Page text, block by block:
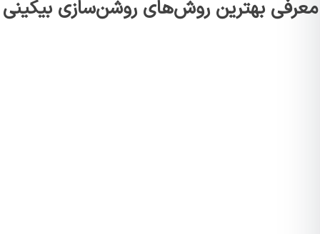
معرفی بهترین روش‌های روشن‌سازی بیکینی